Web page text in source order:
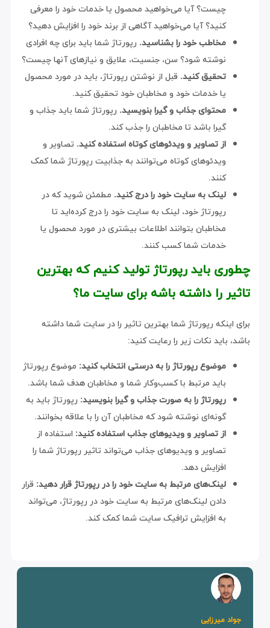
چیست؟ آیا می‌خواهید محصول یا خدمات خود را معرفی
کنید؟ آیا می‌خواهید آگاهی از برند خود را افزایش دهید؟
مخاطب خود را بشناسید. رپورتاژ شما باید برای چه افرادی
نوشته شود؟ سن، جنسیت، علایق و نیازهای آنها چیست؟
تحقیق کنید. قبل از نوشتن رپورتاژ، باید در مورد محصول
یا خدمات خود و مخاطبان خود تحقیق کنید.
محتوای جذاب و گیرا بنویسید. رپورتاژ شما باید جذاب و
گیرا باشد تا مخاطبان را جذب کند.
از تصاویر و ویدئوهای کوتاه استفاده کنید. تصاویر و
ویدئوهای کوتاه می‌توانند به جذابیت رپورتاژ شما کمک
کنند.
لینک به سایت خود را درج کنید. مطمئن شوید که در
رپورتاژ خود، لینک به سایت خود را درج کرده‌اید تا
مخاطبان بتوانند اطلاعات بیشتری در مورد محصول یا
خدمات شما کسب کنند.
چطوری باید رپورتاژ تولید کنیم که بهترین
تاثیر را داشته باشه برای سایت ما؟
برای اینکه رپورتاژ شما بهترین تاثیر را در سایت شما داشته
باشد، باید نکات زیر را رعایت کنید:
موضوع رپورتاژ را به درستی انتخاب کنید: موضوع رپورتاژ
باید مرتبط با کسب‌وکار شما و مخاطبان هدف شما باشد.
رپورتاژ را به صورت جذاب و گیرا بنویسید: رپورتاژ باید به
گونه‌ای نوشته شود که مخاطبان آن را با علاقه بخوانند.
از تصاویر و ویدیوهای جذاب استفاده کنید: استفاده از
تصاویر و ویدیوهای جذاب می‌تواند تاثیر رپورتاژ شما را
افزایش دهد.
لینک‌های مرتبط به سایت خود را در رپورتاژ قرار دهید: قرار
دادن لینک‌های مرتبط به سایت خود در رپورتاژ، می‌تواند
به افزایش ترافیک سایت شما کمک کند.
جواد میرزایی